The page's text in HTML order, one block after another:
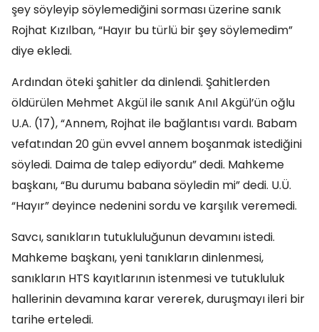
şey söyleyip söylemediğini sorması üzerine sanık
Rojhat Kızılban, “Hayır bu türlü bir şey söylemedim”
diye ekledi.
Ardından öteki şahitler da dinlendi. Şahitlerden
öldürülen Mehmet Akgül ile sanık Anıl Akgül’ün oğlu
U.A. (17), “Annem, Rojhat ile bağlantısı vardı. Babam
vefatından 20 gün evvel annem boşanmak istediğini
söyledi. Daima de talep ediyordu” dedi. Mahkeme
başkanı, “Bu durumu babana söyledin mi” dedi. U.Ü.
“Hayır” deyince nedenini sordu ve karşılık veremedi.
Savcı, sanıkların tutukluluğunun devamını istedi.
Mahkeme başkanı, yeni tanıkların dinlenmesi,
sanıkların HTS kayıtlarının istenmesi ve tutukluluk
hallerinin devamına karar vererek, duruşmayı ileri bir
tarihe erteledi.